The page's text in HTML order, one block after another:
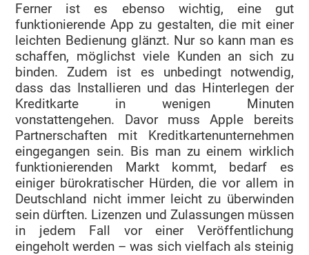
Ferner ist es ebenso wichtig, eine gut
funktionierende App zu gestalten, die mit einer
leichten Bedienung glänzt. Nur so kann man es
schaffen, möglichst viele Kunden an sich zu
binden. Zudem ist es unbedingt notwendig,
dass das Installieren und das Hinterlegen der
Kreditkarte in wenigen Minuten
vonstattengehen. Davor muss Apple bereits
Partnerschaften mit Kreditkartenunternehmen
eingegangen sein. Bis man zu einem wirklich
funktionierenden Markt kommt, bedarf es
einiger bürokratischer Hürden, die vor allem in
Deutschland nicht immer leicht zu überwinden
sein dürften. Lizenzen und Zulassungen müssen
in jedem Fall vor einer Veröffentlichung
eingeholt werden – was sich vielfach als steinig